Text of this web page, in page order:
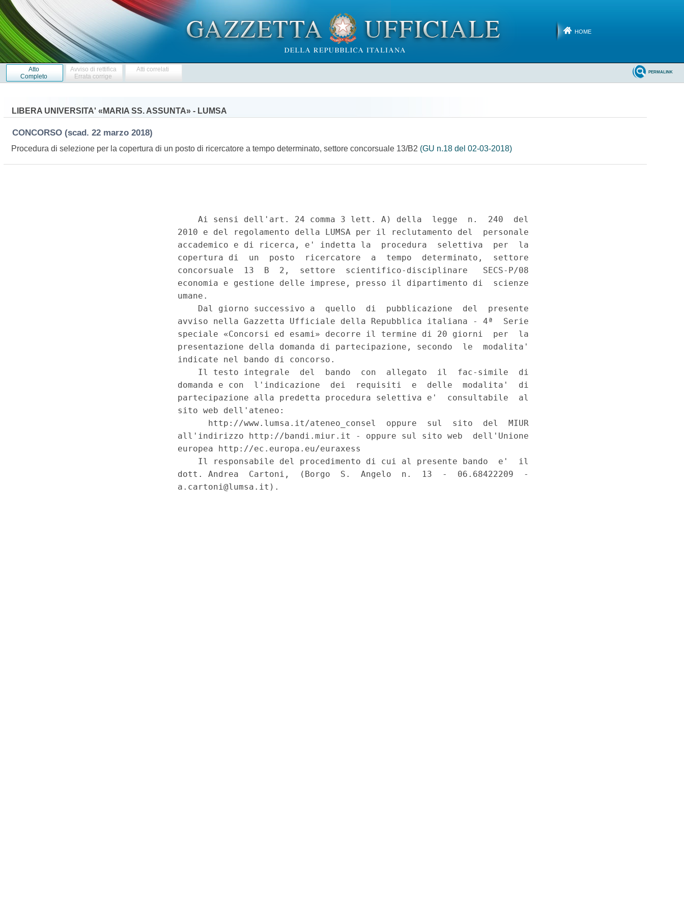
HOME
Atto
Completo
Avviso di rettifica
Errata corrige
Atti correlati PERMALINK
LIBERA UNIVERSITA' «MARIA SS. ASSUNTA» - LUMSA
CONCORSO (scad. 22 marzo 2018)
Procedura di selezione per la copertura di un posto di ricercatore a tempo determinato, settore concorsuale 13/B2 (GU n.18 del 02-03-2018)